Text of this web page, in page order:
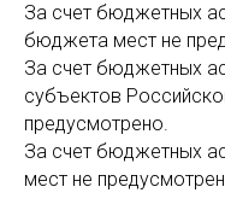
За счет бюджетных
бюджета мест не
За счет бюджетных
субъектов
предусмотрено.
За счет бюджетных
мест не